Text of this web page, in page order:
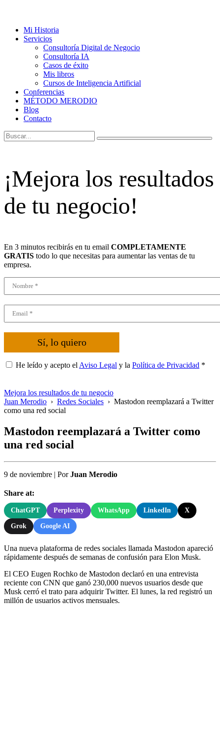
Mi Historia
Servicios
Consultoría Digital de Negocio
Consultoría IA
Casos de éxito
Mis libros
Cursos de Inteligencia Artificial
Conferencias
MÉTODO MERODIO
Blog
Contacto
¡Mejora los resultados
de tu negocio!
En 3 minutos recibirás en tu email COMPLETAMENTE
GRATIS todo lo que necesitas para aumentar las ventas de tu
empresa.
Sí, lo quiero
He leído y acepto el Aviso Legal y la Política de Privacidad *
Mejora los resultados de tu negocio
Juan Merodio › Redes Sociales › Mastodon reemplazará a Twitter
como una red social
Mastodon reemplazará a Twitter como
una red social
9 de noviembre | PorJuan Merodio
Share at:
ChatGPT Perplexity WhatsApp LinkedIn X
Grok Google AI
Una nueva plataforma de redes sociales llamada Mastodon apareció
rápidamente después de semanas de confusión para Elon Musk.
El CEO Eugen Rochko de Mastodon declaró en una entrevista
reciente con CNN que ganó 230,000 nuevos usuarios desde que
Musk cerró el trato para adquirir Twitter. El lunes, la red registró un
millón de usuarios activos mensuales.